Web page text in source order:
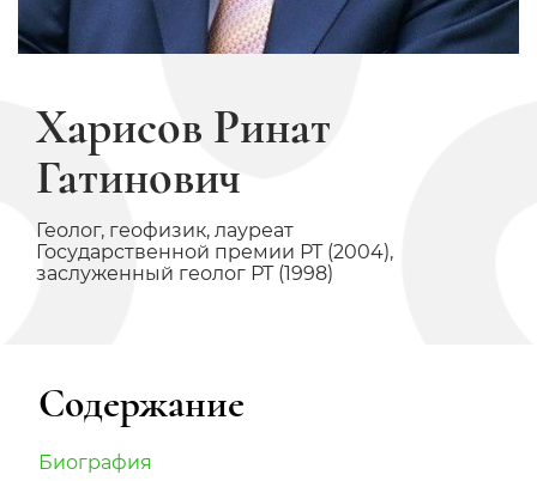
Харисов Ринат
Гатинович
Геолог, геофизик, лауреат
Государственной премии РТ (2004),
заслуженный геолог РТ (1998)
Содержание
Биография